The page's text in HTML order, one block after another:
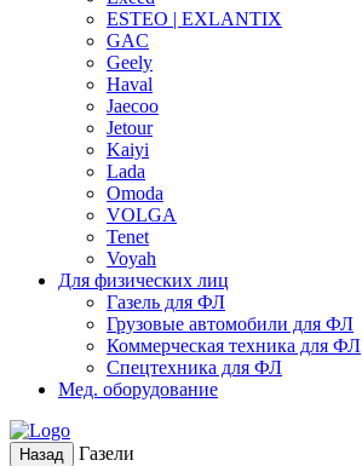
ESTEO | EXLANTIX
GAC
Geely
Haval
Jaecoo
Jetour
Kaiyi
Lada
Omoda
VOLGA
Tenet
Voyah
Для физических лиц
Газель для ФЛ
Грузовые автомобили для ФЛ
Коммерческая техника для ФЛ
Спецтехника для ФЛ
Мед. оборудование
Назад Газели